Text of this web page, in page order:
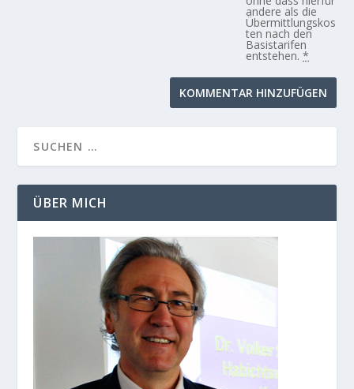
andere als die
Übermittlungskos
ten nach den
Basistarifen
entstehen.*
ÜBER MICH